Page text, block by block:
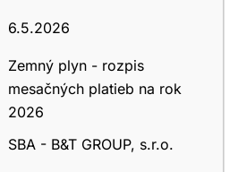
6.5.2026
Zemný plyn - rozpis
mesačných platieb na rok
2026
SBA - B&T GROUP, s.r.o.